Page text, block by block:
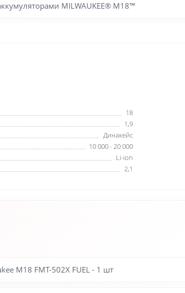
MILWAUKEE® M18™
18
1,9
Динакейс
10 000 - 20 000
Li-ion
2,1
M18 FMT-502X FUEL - 1 шт